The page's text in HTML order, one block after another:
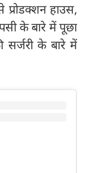
हाउस,
के बारे में पूछा
सर्जरी के बारे में